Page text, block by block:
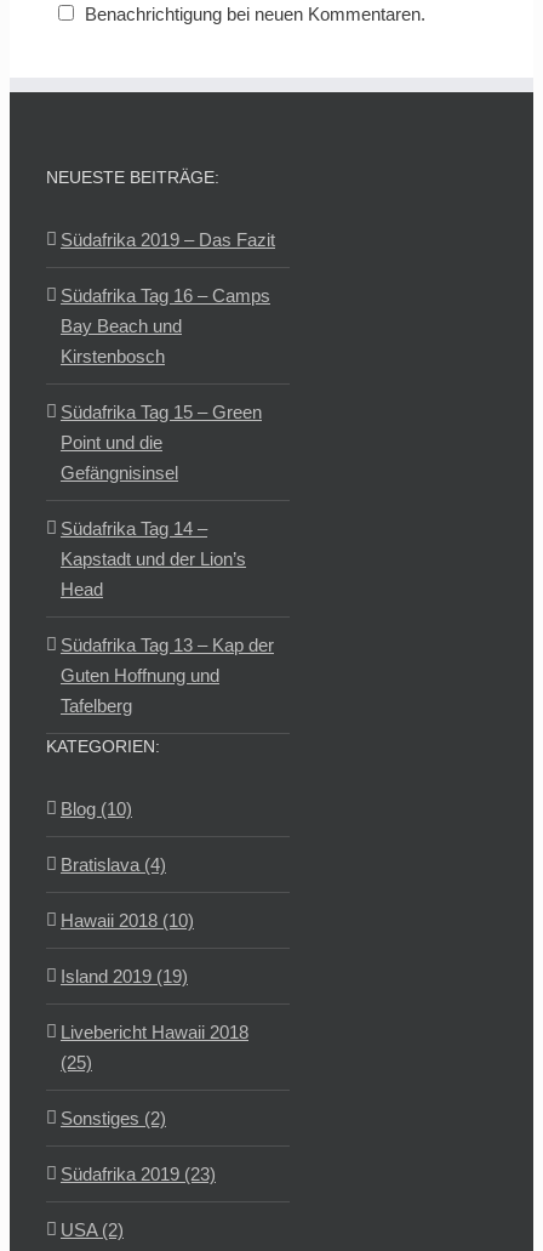
Benachrichtigung bei neuen Kommentaren.
NEUESTE BEITRÄGE:
Südafrika 2019 – Das Fazit
Südafrika Tag 16 – Camps
Bay Beach und
Kirstenbosch
Südafrika Tag 15 – Green
Point und die
Gefängnisinsel
Südafrika Tag 14 –
Kapstadt und der Lion’s
Head
Südafrika Tag 13 – Kap der
Guten Hoffnung und
Tafelberg
KATEGORIEN:
Blog (10)
Bratislava (4)
Hawaii 2018 (10)
Island 2019 (19)
Livebericht Hawaii 2018
(25)
Sonstiges (2)
Südafrika 2019 (23)
USA (2)